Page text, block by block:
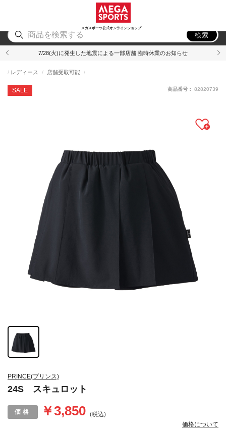
メガスポーツ公式オンラインショップ
アウトドア
検索
7/28(火)に発生した地震による一部店舗 臨時休業のお知らせ
PRINCE(プリンス)
24S スキュロット
SALE
レディース 店舗受取可能
￥3,850 (税込)
価格について
商品番号： 82820739